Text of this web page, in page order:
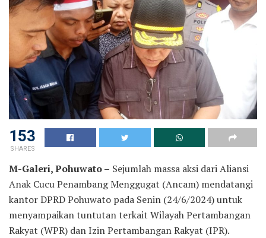
153
SHARES
M-Galeri, Pohuwato – Sejumlah massa aksi dari Aliansi
Anak Cucu Penambang Menggugat (Ancam) mendatangi
kantor DPRD Pohuwato pada Senin (24/6/2024) untuk
menyampaikan tuntutan terkait Wilayah Pertambangan
Rakyat (WPR) dan Izin Pertambangan Rakyat (IPR).